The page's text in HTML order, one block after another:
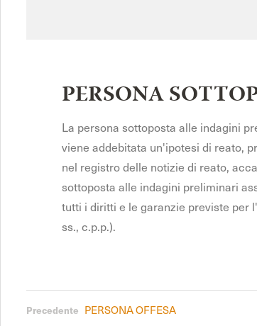
PERSONA
La persona sottoposta alle indagini
viene addebitata un'ipotesi di reato,
nel registro delle notizie di reato,
sottoposta alle indagini preliminari
tutti i diritti e le garanzie previste per
ss., c.p.p.).
Precedente PERSONA OFFESA